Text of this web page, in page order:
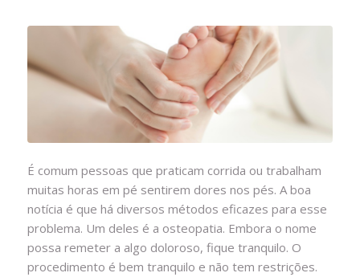
É comum pessoas que praticam corrida ou trabalham
muitas horas em pé sentirem dores nos pés. A boa
notícia é que há diversos métodos eficazes para esse
problema. Um deles é a osteopatia. Embora o nome
possa remeter a algo doloroso, fique tranquilo. O
procedimento é bem tranquilo e não tem restrições.